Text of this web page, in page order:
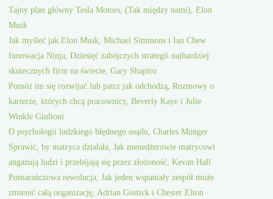
Tajny plan główny Tesla Motors, (Tak między nami), Elon
Musk
Jak myśleć jak Elon Musk, Michael Simmons i Ian Chew
Innowacja Ninja, Dziesięć zabójczych strategii najbardziej
skutecznych firm na świecie, Gary Shapiro
Pomóż im się rozwijać lub patrz jak odchodzą, Rozmowy o
karierze, których chcą pracownicy, Beverly Kaye i Julie
Winkle Giulioni
O psychologii ludzkiego błędnego osądu, Charles Munger
Sprawić, by matryca działała, Jak menedżerowie matrycowi
angażują ludzi i przebijają się przez złożoność, Kevan Hall
Pomarańczowa rewolucja, Jak jeden wspaniały zespół może
zmienić całą organizację, Adrian Gostick i Chester Elton